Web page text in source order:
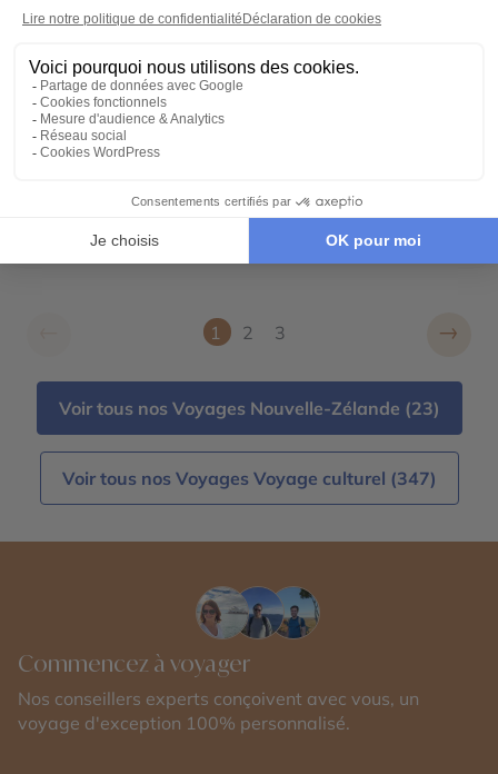
AUTOTOUR
Balade romantique au pays des kiwis
22 jours - À partir de 5140 € /pers
Auckland - Dunedin - Wellington - Rotorua -
Christchurch - Queenstown - Péninsule de
Coromandel - Glacier Franz Josef
1 2 3 →
Voir tous nos Voyages Nouvelle-Zélande (23)
Voir tous nos Voyages Voyage culturel (347)
Commencez à voyager
Nos conseillers experts conçoivent avec vous, un
voyage d'exception 100% personnalisé.